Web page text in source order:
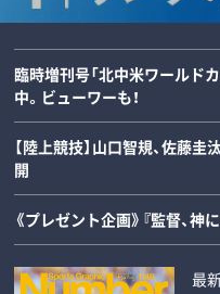
臨時増刊号「北中米ワールド
中。ビューワーも！
【陸上競技】山口智規、佐藤
開
《プレゼント企画》『監督、神
最